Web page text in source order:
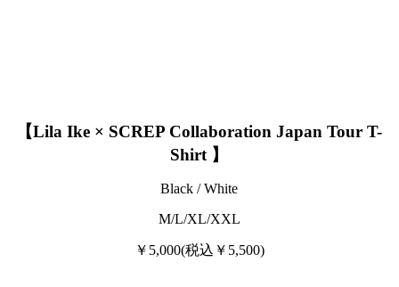
【Lila Ike × SCREP Collaboration Japan Tour T-
Shirt 】
Black / White
M/L/XL/XXL
￥5,000(税込￥5,500)